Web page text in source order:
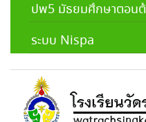
ปพ5 มัธยมศึกษาตอน
ระบบ Nispa